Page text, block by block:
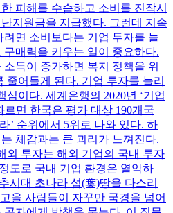
피해를 수습하고 소비를 진작시
지원금을 지급했다. 그런데 지속
면 소비보다는 기업 투자를 늘
매력을 키우는 일이 중요하다.
득이 증가하면 복지 정책을 위
줄어들게 된다. 기업 투자를 늘리
심이다. 세계은행의 2020년 ‘기업
르면 한국은 평가 대상 190개국
’ 순위에서 5위로 나와 있다. 하
체감과는 큰 괴리가 느껴진다.
외 투자는 해외 기업의 국내 투자
도로 국내 기업 환경은 열악하
시대 초나라 섭(葉)땅을 다스리
을 사람들이 자꾸만 국경을 넘어